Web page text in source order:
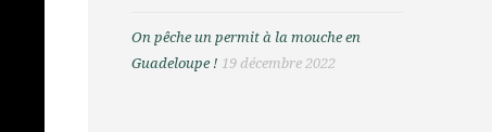
On pêche un permit à la mouche en
Guadeloupe ! 19 décembre 2022